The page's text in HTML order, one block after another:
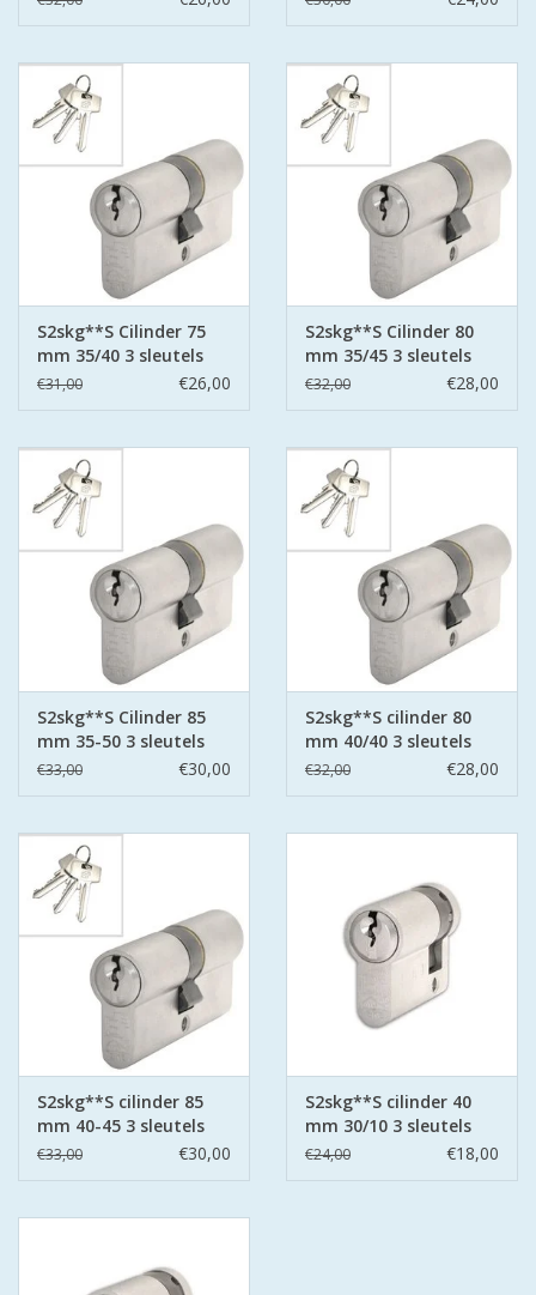
S2skg**S Cilinder 75
mm 35/40 3 sleutels
€31,00 €26,00
S2skg**S Cilinder 80
mm 35/45 3 sleutels
€32,00 €28,00
S2skg**S Cilinder 85
mm 35-50 3 sleutels
€33,00 €30,00
S2skg**S cilinder 80
mm 40/40 3 sleutels
€32,00 €28,00
S2skg**S cilinder 85
mm 40-45 3 sleutels
€33,00 €30,00
S2skg**S cilinder 40
mm 30/10 3 sleutels
€24,00 €18,00